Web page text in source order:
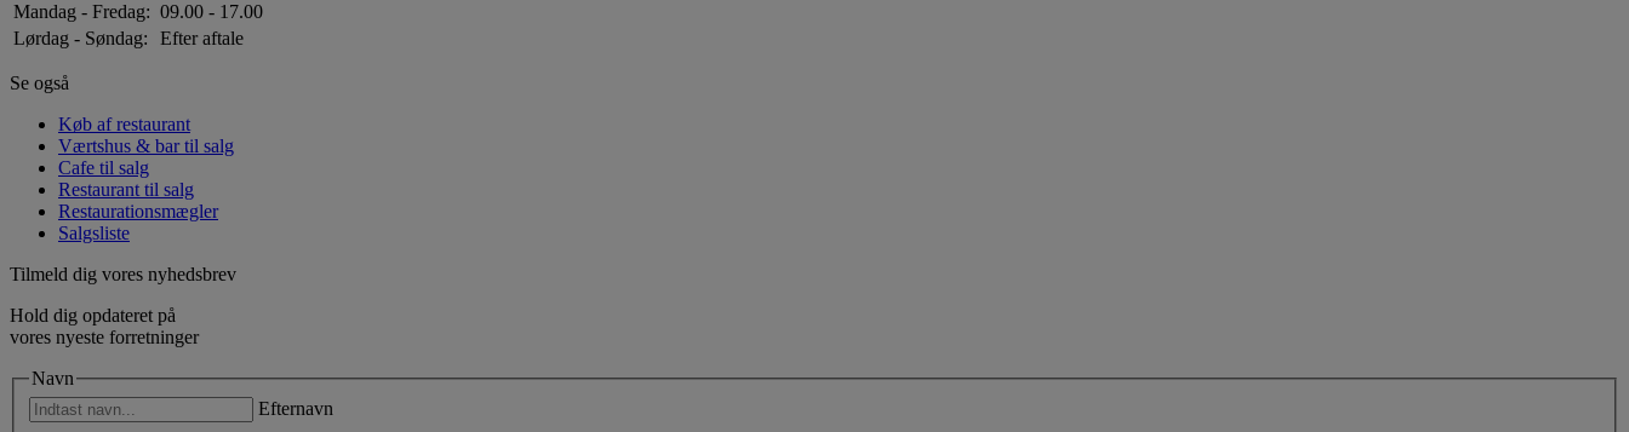
Mandag - Fredag: 09.00 - 17.00
Lørdag - Søndag:
Efter aftale
Se også
Køb af restaurant
Værtshus & bar til salg
Cafe til salg
Restaurant til salg
Restaurationsmægler
Salgsliste
Tilmeld dig vores nyhedsbrev
Hold dig opdateret på
vores nyeste forretninger
Navn
Efternavn